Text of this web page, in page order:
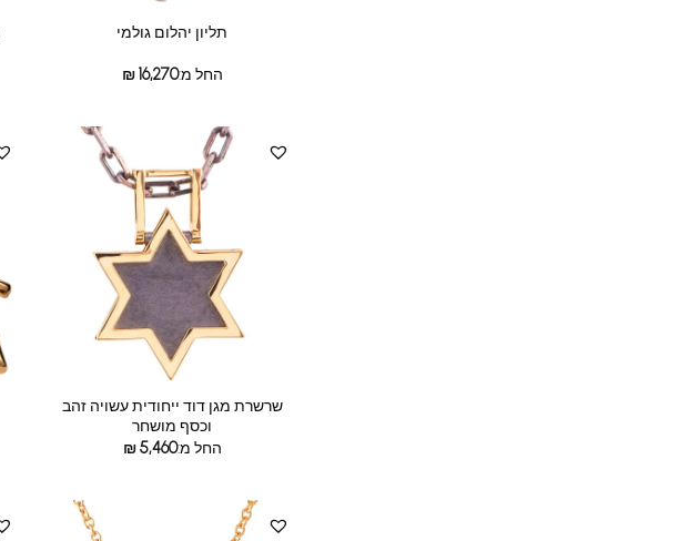
תליון יהלום גולמי
החל מ: ₪16,270
שרשרת מגן דוד ייחודית עשויה זהב
וכסף מושחר
החל מ:
₪5,460